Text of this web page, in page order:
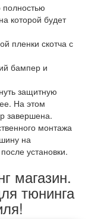
полностью
которой будет
пленки скотча с
бампер и
защитную
На этом
завершена.
монтажа
на
установки.
магазин.
тюнинга